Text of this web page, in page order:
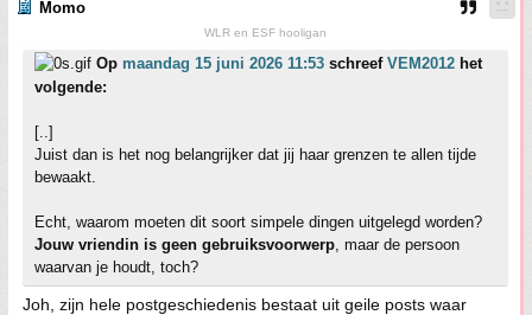
Momo
WLR en ESF hooligan
Op maandag 15 juni 2026 11:53 schreef VEM2012 het
volgende:
[..]
Juist dan is het nog belangrijker dat jij haar grenzen te allen tijde
bewaakt.
Echt, waarom moeten dit soort simpele dingen uitgelegd worden?
Jouw vriendin is geen gebruiksvoorwerp, maar de persoon
waarvan je houdt, toch?
Joh, zijn hele postgeschiedenis bestaat uit geile posts waar